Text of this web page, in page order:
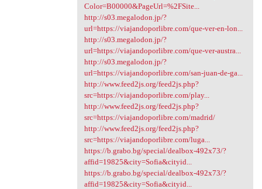
Color=B00000&PageUrl=%2FSite...
http://s03.megalodon.jp/?
url=https://viajandoporlibre.com/que-ver-en-lon...
http://s03.megalodon.jp/?
url=https://viajandoporlibre.com/que-ver-austra...
http://s03.megalodon.jp/?
url=https://viajandoporlibre.com/san-juan-de-ga...
http://www.feed2js.org/feed2js.php?
src=https://viajandoporlibre.com/play...
http://www.feed2js.org/feed2js.php?
src=https://viajandoporlibre.com/madrid/
http://www.feed2js.org/feed2js.php?
src=https://viajandoporlibre.com/luga...
https://b.grabo.bg/special/dealbox-492x73/?
affid=19825&city=Sofia&cityid...
https://b.grabo.bg/special/dealbox-492x73/?
affid=19825&city=Sofia&cityid...